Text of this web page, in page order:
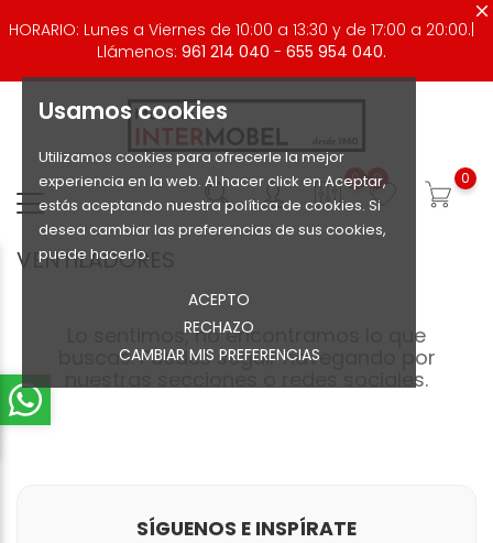
Usamos cookies
Utilizamos cookies para ofrecerle la mejor
experiencia en la web. Al hacer click en Aceptar,
estás aceptando nuestra política de cookies. Si
desea cambiar las preferencias de sus cookies,
puede hacerlo.
ACEPTO
RECHAZO
CAMBIAR MIS PREFERENCIAS
HORARIO: Lunes a Viernes de 10:00 a 13:30 y de 17:00 a 20:00.|
Llámenos: 961 214 040 - 655 954 040.
0 0 0
VENTILADORES
Lo sentimos, no encontramos lo que
buscas. Puedes seguir navegando por
nuestras secciones o redes sociales.
SÍGUENOS E INSPÍRATE